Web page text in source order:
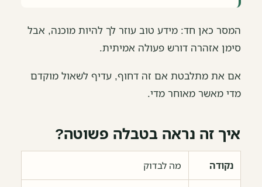
המסר כאן חד: מידע טוב עוזר לך להיות מוכנה, אבל
סימן אזהרה דורש פעולה אמיתית.
אם את מתלבטת אם זה דחוף, עדיף לשאול מוקדם
מדי מאשר מאוחר מדי.
איך זה נראה בטבלה פשוטה?
נקודה מה לבדוק